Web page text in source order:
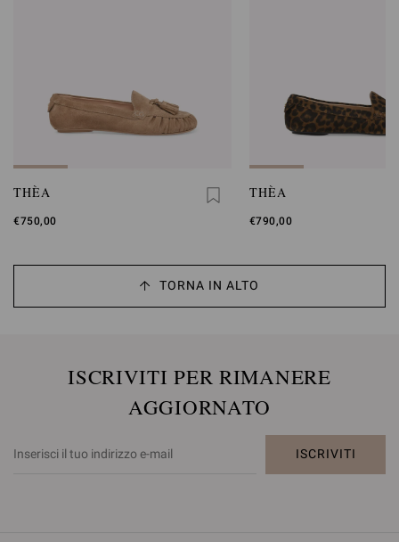
THÈA
€750,00
THÈA
€790,00
TORNA IN ALTO
ISCRIVITI PER RIMANERE
AGGIORNATO
ISCRIVITI